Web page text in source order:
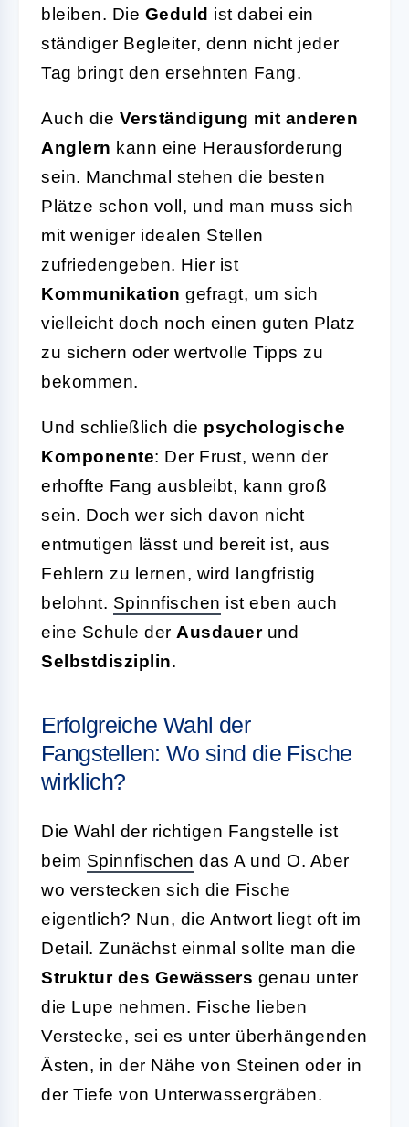
bleiben. Die Geduld ist dabei ein
ständiger Begleiter, denn nicht jeder
Tag bringt den ersehnten Fang.
Auch die Verständigung mit anderen
Anglern kann eine Herausforderung
sein. Manchmal stehen die besten
Plätze schon voll, und man muss sich
mit weniger idealen Stellen
zufriedengeben. Hier ist
Kommunikation gefragt, um sich
vielleicht doch noch einen guten Platz
zu sichern oder wertvolle Tipps zu
bekommen.
Und schließlich die psychologische
Komponente: Der Frust, wenn der
erhoffte Fang ausbleibt, kann groß
sein. Doch wer sich davon nicht
entmutigen lässt und bereit ist, aus
Fehlern zu lernen, wird langfristig
belohnt. Spinnfischen ist eben auch
eine Schule der Ausdauerund
Selbstdisziplin.
Erfolgreiche Wahl der
Fangstellen: Wo sind die Fische
wirklich?
Die Wahl der richtigen Fangstelle ist
beim Spinnfischen das A und O. Aber
wo verstecken sich die Fische
eigentlich? Nun, die Antwort liegt oft im
Detail. Zunächst einmal sollte man die
Struktur des Gewässers genau unter
die Lupe nehmen. Fische lieben
Verstecke, sei es unter überhängenden
Ästen, in der Nähe von Steinen oder in
der Tiefe von Unterwassergräben.